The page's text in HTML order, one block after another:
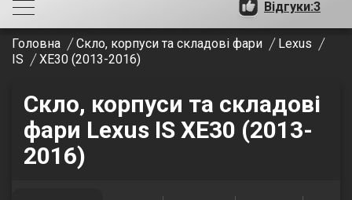
Відгуки:3
Головна Скло, корпуси та складові фари
Lexus
IS
XE30 (2013-2016)
Скло, корпуси та складові
фари Lexus IS XE30 (2013-
2016)